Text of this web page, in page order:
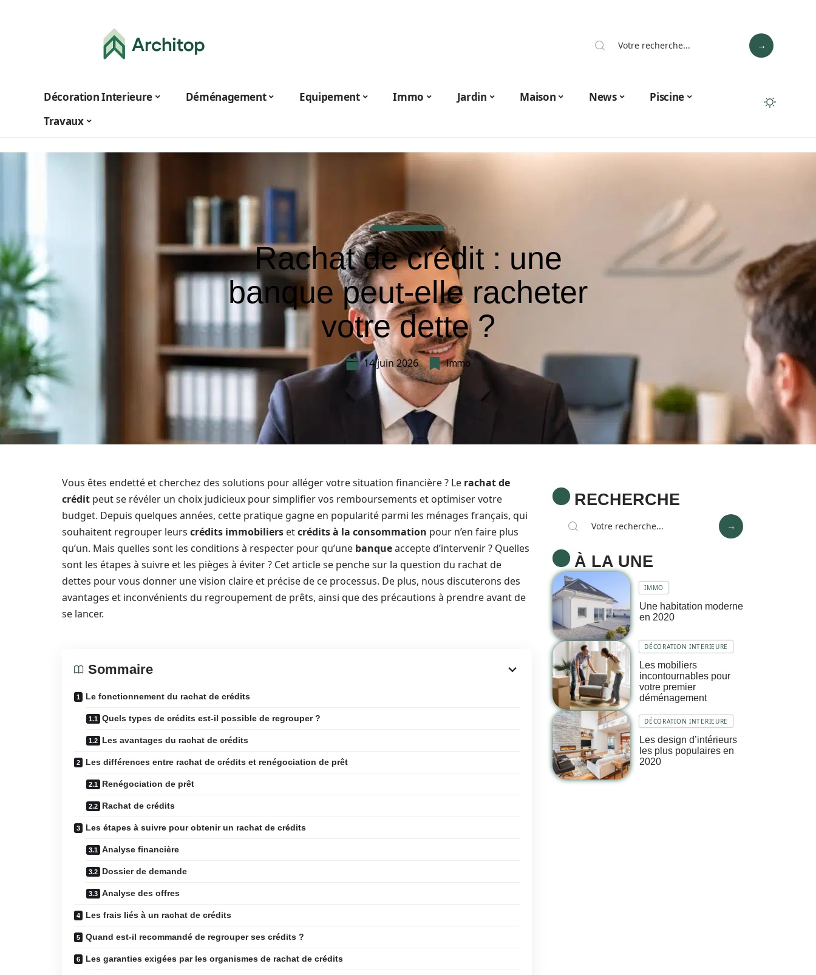
Décoration Interieure Déménagement Equipement Immo Jardin Maison News
Piscine
Travaux
Rachat de crédit : une
banque peut-elle racheter
votre dette ?
14 juin 2026 Immo
Vous êtes endetté et cherchez des solutions pour alléger votre situation financière ? Le rachat de
crédit peut se révéler un choix judicieux pour simplifier vos remboursements et optimiser votre
budget. Depuis quelques années, cette pratique gagne en popularité parmi les ménages français, qui
souhaitent regrouper leurs crédits immobiliers etcrédits à la consommation pour n’en faire plus
qu’un. Mais quelles sont les conditions à respecter pour qu’une banqueaccepte d’intervenir ? Quelles
sont les étapes à suivre et les pièges à éviter ? Cet article se penche sur la question du rachat de
dettes pour vous donner une vision claire et précise de ce processus. De plus, nous discuterons des
avantages et inconvénients du regroupement de prêts, ainsi que des précautions à prendre avant de
se lancer.
Sommaire
Le fonctionnement du rachat de crédits
Quels types de crédits est-il possible de regrouper ?
Les avantages du rachat de crédits
Les différences entre rachat de crédits et renégociation de prêt
Renégociation de prêt
Rachat de crédits
Les étapes à suivre pour obtenir un rachat de crédits
Analyse financière
Dossier de demande
Analyse des offres
Les frais liés à un rachat de crédits
Quand est-il recommandé de regrouper ses crédits ?
Les garanties exigées par les organismes de rachat de crédits
RECHERCHE
À LA UNE
IMMO
Une habitation moderne
en 2020
DÉCORATION INTERIEURE
Les mobiliers
incontournables pour
votre premier
déménagement
DÉCORATION INTERIEURE
Les design d’intérieurs
les plus populaires en
2020